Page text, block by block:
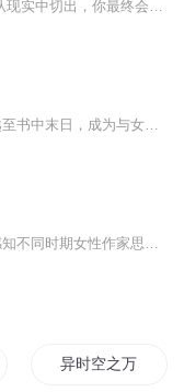
异时空之万世师表